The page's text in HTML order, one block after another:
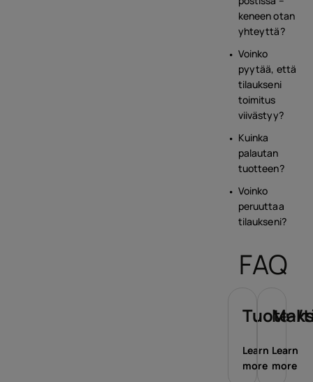
keneen otan
yhteyttä?
Voinko
pyytää, että
tilaukseni
toimitus
viivästyy?
Kuinka
palautan
tuotteen?
Voinko
peruuttaa
tilaukseni?
FAQ
Tuote-/
Learn
more
Learn
more